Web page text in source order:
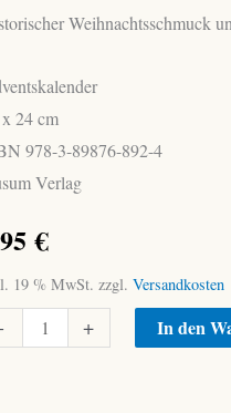
Weihnachtsschmuck
24 cm
978-3-89876-892-4
Verlag
€
19 % MwSt. zzgl. Versandkosten
+ In den